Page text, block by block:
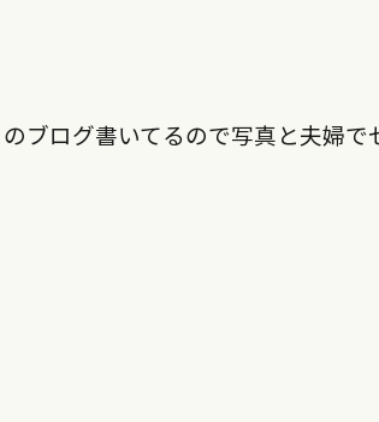
ブログ書いてるので写真と夫婦